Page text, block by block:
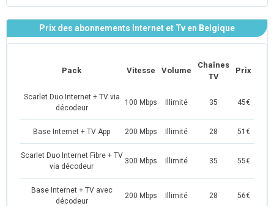
Prix des abonnements Internet et Tv en Belgique
Pack Vitesse Volume
Chaînes
TV
Prix
Scarlet Duo Internet + TV via
décodeur
100 Mbps Illimité 35 45€
Base Internet + TV App 200 Mbps Illimité 28 51€
Scarlet Duo Internet Fibre + TV
via décodeur
300 Mbps Illimité 35 55€
Base Internet + TV avec
décodeur
200 Mbps Illimité 28 56€